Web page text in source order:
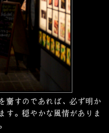
齎すのであれば、必ず明か
す。穏やかな風情がありま